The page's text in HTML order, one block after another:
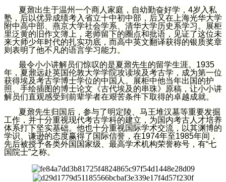
夏鼐出生于温州一个商人家庭，自幼勤奋好学，4岁入私
塾，后以优异成绩考入省立十中初中部，后又在上海光华大学
附中高中部、燕京大学社会学系、清华大学历史系学习。展柜
里泛黄的旧作文簿上，老师留下的圈点和批语，见证了这位未
来大师少年时代的扎实功底，而高中英文翻译获得的银质奖章
则表明了他不凡的语言学习能力。
最令小小讲解员们惊叹的是夏鼐先生的留学生涯。1935
年，夏鼐远赴英国伦敦大学学院攻读埃及考古学，成为第一位
获得埃及考古学博士学位的中国人。展柜中他当年出国的护
照、手绘插图的博士论文《古代埃及的串珠》原稿，让小小讲
解员们直观感受到前辈学者在艰苦条件下取得的卓越成就。
夏鼐先生归国后，参与了明定陵、马王堆汉墓等重要发掘
工作，并十分重视现代考古学科的建立，为国内考古人才培养
体系打下坚实基础。他也十分重视国际学术交流，以其渊博的
学识、谦逊的态度赢得了国际信誉，在1974年至1985年间，
先后被授予各类外国国家级、最高学术机构荣誉称号，有“七
国院士”之称。